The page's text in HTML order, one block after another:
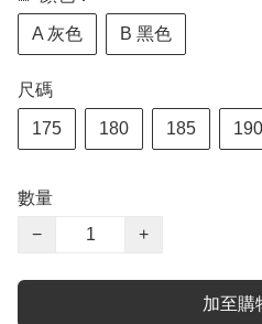
A 灰色 B 黑色
尺碼
175 180 185 190
數量
−
+
加至購